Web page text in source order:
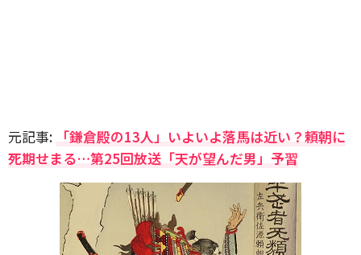
元記事: 「鎌倉殿の13人」いよいよ落馬は近い？頼朝に
死期せまる…第25回放送「天が望んだ男」予習